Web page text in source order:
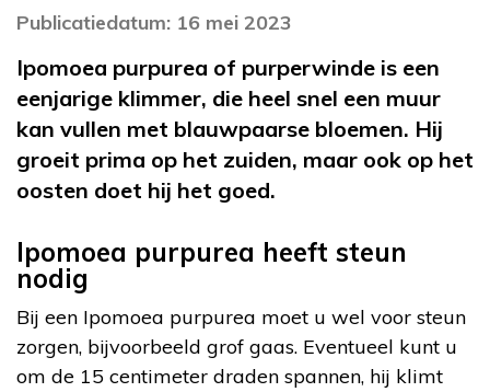
Publicatiedatum: 16 mei 2023
Ipomoea purpurea of purperwinde is een
eenjarige klimmer, die heel snel een muur
kan vullen met blauwpaarse bloemen. Hij
groeit prima op het zuiden, maar ook op het
oosten doet hij het goed.
Ipomoea purpurea heeft steun
nodig
Bij een Ipomoea purpurea moet u wel voor steun
zorgen, bijvoorbeeld grof gaas. Eventueel kunt u
om de 15 centimeter draden spannen, hij klimt